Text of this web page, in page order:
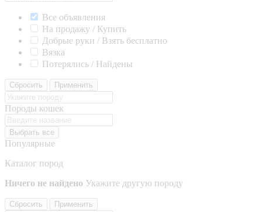
Все объявления
На продажу / Купить
Добрые руки / Взять бесплатно
Вязка
Потерялись / Найдены
Сбросить Применить
Породы кошек
Выбрать все
Популярные
Каталог пород
Ничего не найдено Укажите другую породу
Сбросить Применить